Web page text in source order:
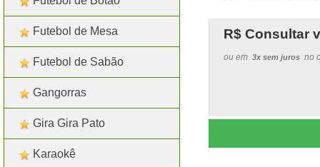
R$ Consultar
ou em 3x sem juros no
Futebol de Mesa
Futebol de Sabão
Gangorras
Gira Gira Pato
Karaokê